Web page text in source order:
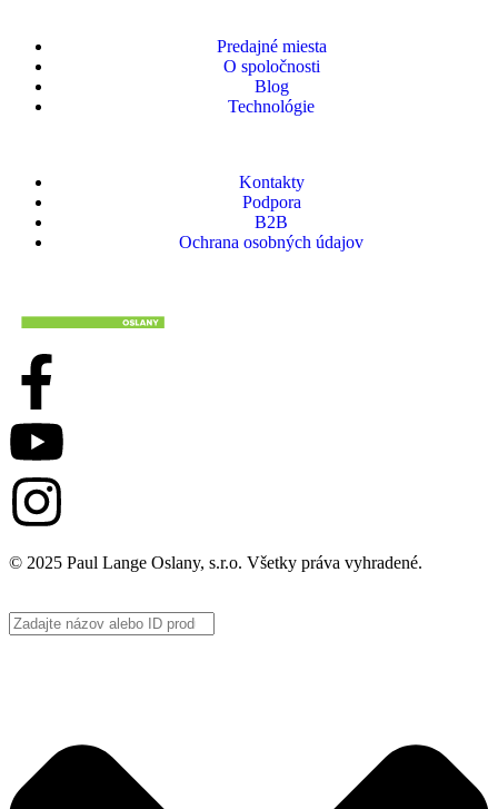
Predajné miesta
O spoločnosti
Blog
Technológie
Kontakty
Podpora
B2B
Ochrana osobných údajov
© 2025 Paul Lange Oslany, s.r.o. Všetky práva vyhradené.